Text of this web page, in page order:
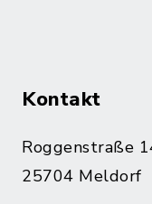
Kontakt
Roggenstraße
25704 Meldorf